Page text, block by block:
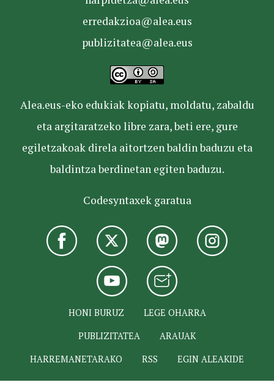
erredakzioa@alea.eus
publizitatea@alea.eus
Alea.eus-eko edukiak kopiatu, moldatu, zabaldu
eta argitaratzeko libre zara, beti ere, gure
egiletzakoak direla aitortzen baldin baduzu eta
baldintza berdinetan egiten baduzu.
Codesyntaxek garatua
HONI BURUZ
LEGE OHARRA
PUBLIZITATEA
ARAUAK
HARREMANETARAKO
RSS EGIN ALEAKIDE